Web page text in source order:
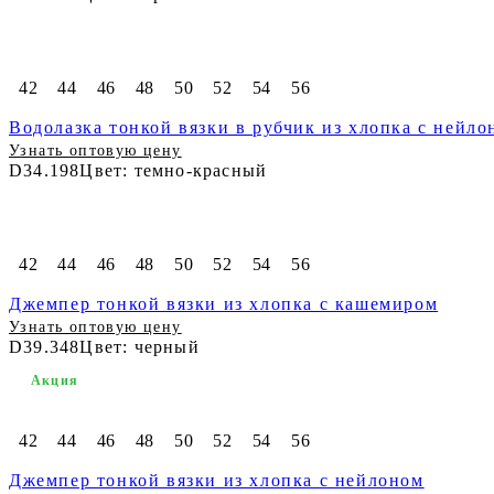
42 44 46 48 50 52 54 56
Водолазка тонкой вязки в рубчик из хлопка с
Узнать оптовую цену
D34.198Цвет: темно-красный
42 44 46 48 50 52 54 56
Джемпер тонкой вязки из хлопка с кашемиром
Узнать оптовую цену
D39.348Цвет: черный
42 44 46 48 50 52 54 56
Джемпер тонкой вязки из хлопка с нейлоном
Акция